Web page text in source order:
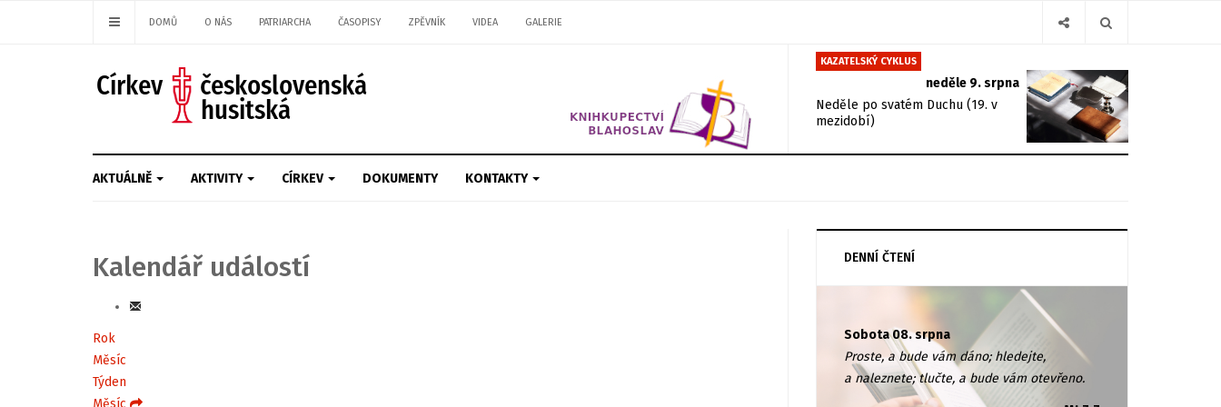
DOMŮ O NÁS PATRIARCHA ČASOPISY ZPĚVNÍK VIDEA GALERIE
KAZATELSKÝ CYKLUS
neděle 9. srpna
Neděle po svatém Duchu (19. v
mezidobí)
AKTUÁLNĚ AKTIVITY CÍRKEV DOKUMENTY KONTAKTY
Kalendář událostí
Rok
Měsíc
Týden
Měsíc
DENNÍ ČTENÍ
Sobota 08. srpna
Proste, a bude vám dáno; hledejte,
a naleznete; tlučte, a bude vám otevřeno.